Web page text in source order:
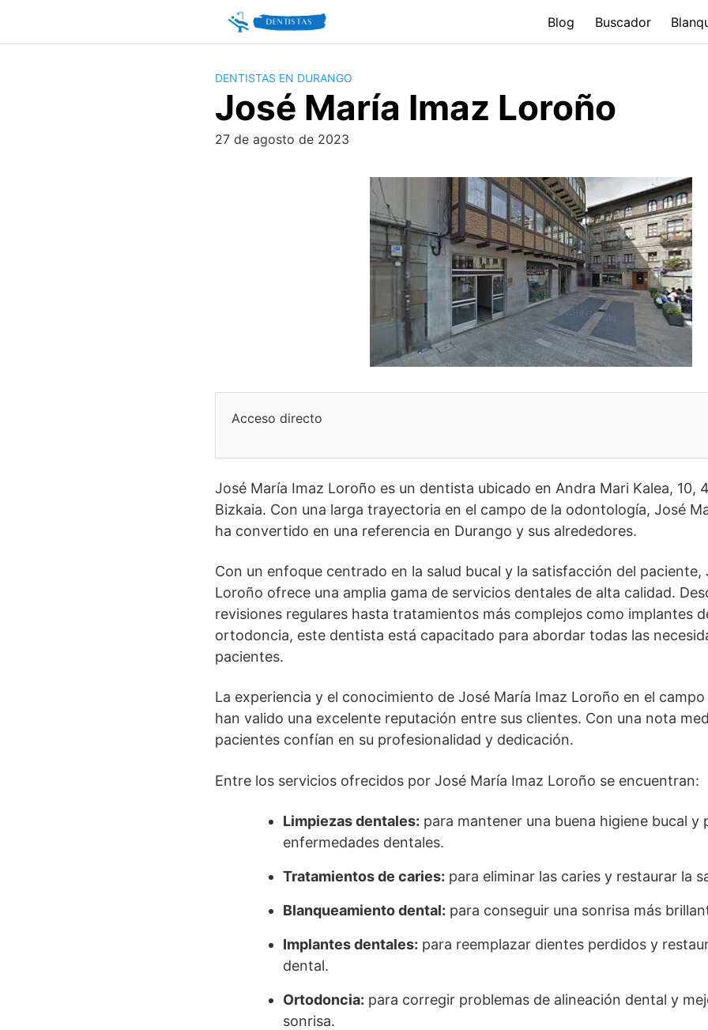
content
Blog Buscador
DENTISTAS EN DURANGO
José María Imaz Loroño
27 de agosto de 2023
Acceso directo
José María Imaz Loroño es un dentista ubicado en Andra Mari Kalea, 10,
Bizkaia. Con una larga trayectoria en el campo de la odontología, José
ha convertido en una referencia en Durango y sus alrededores.
Con un enfoque centrado en la salud bucal y la satisfacción del paciente,
Loroño ofrece una amplia gama de servicios dentales de alta calidad.
revisiones regulares hasta tratamientos más complejos como implantes
ortodoncia, este dentista está capacitado para abordar todas las
pacientes.
La experiencia y el conocimiento de José María Imaz Loroño en el
han valido una excelente reputación entre sus clientes. Con una nota
pacientes confían en su profesionalidad y dedicación.
Entre los servicios ofrecidos por José María Imaz Loroño se encuentran:
Limpiezas dentales: para mantener una buena higiene bucal y
enfermedades dentales.
Tratamientos de caries: para eliminar las caries y restaurar la
Blanqueamiento dental: para conseguir una sonrisa más
Implantes dentales: para reemplazar dientes perdidos y
dental.
Ortodoncia: para corregir problemas de alineación dental y
sonrisa.